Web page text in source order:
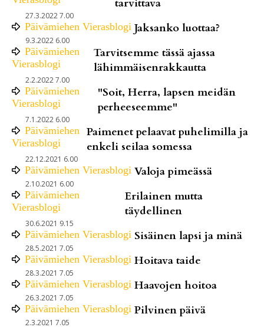
tarvittava
27.3.2022 7.00
Päivämiehen Vierasblogi Jaksanko luottaa?
9.3.2022 6.00
Päivämiehen
Vierasblogi
Tarvitsemme tässä ajassa
lähimmäisenrakkautta
2.2.2022 7.00
Päivämiehen
Vierasblogi
"Soit, Herra, lapsen meidän
perheeseemme"
7.1.2022 6.00
Päivämiehen
Vierasblogi
Paimenet pelaavat puhelimilla ja
enkeli seilaa somessa
22.12.2021 6.00
Päivämiehen Vierasblogi Valoja pimeässä
2.10.2021 6.00
Päivämiehen
Vierasblogi
Erilainen mutta
täydellinen
30.6.2021 9.15
Päivämiehen Vierasblogi Sisäinen lapsi ja minä
28.5.2021 7.05
Päivämiehen Vierasblogi Hoitava taide
28.3.2021 7.05
Päivämiehen Vierasblogi Haavojen hoitoa
26.3.2021 7.05
Päivämiehen Vierasblogi Pilvinen päivä
2.3.2021 7.05